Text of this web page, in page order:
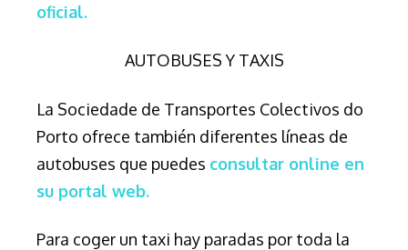
oficial.
AUTOBUSES Y TAXIS
La Sociedade de Transportes Colectivos do
Porto ofrece también diferentes líneas de
autobuses que puedes consultar online en
su portal web.
Para coger un taxi hay paradas por toda la